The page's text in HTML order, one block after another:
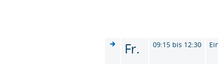
Fr. 09:15 bis 12:30